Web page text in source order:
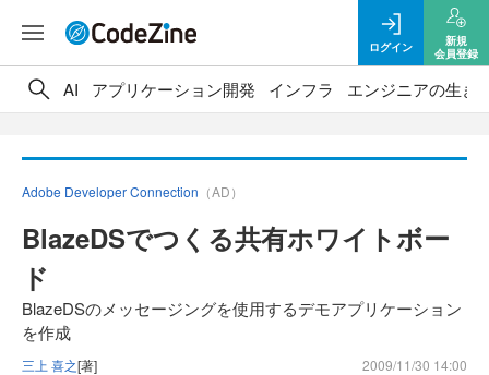
ログイン
新規
会員登録
AI アプリケーション開発 インフラ エンジニアの生き
Adobe Developer Connection （AD）
BlazeDSでつくる共有ホワイトボー
ド
BlazeDSのメッセージングを使用するデモアプリケーション
を作成
三上 喜之[著] 2009/11/30 14:00